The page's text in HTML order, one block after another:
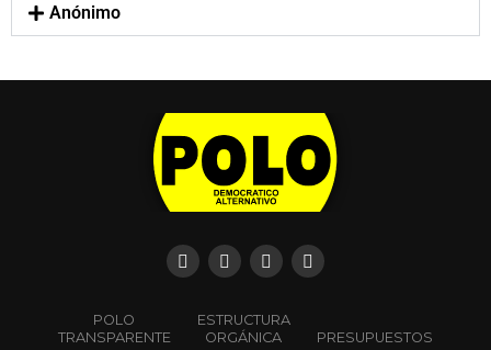
Anónimo
POLO
TRANSPARENTE
ESTRUCTURA
ORGÁNICA
PRESUPUESTOS